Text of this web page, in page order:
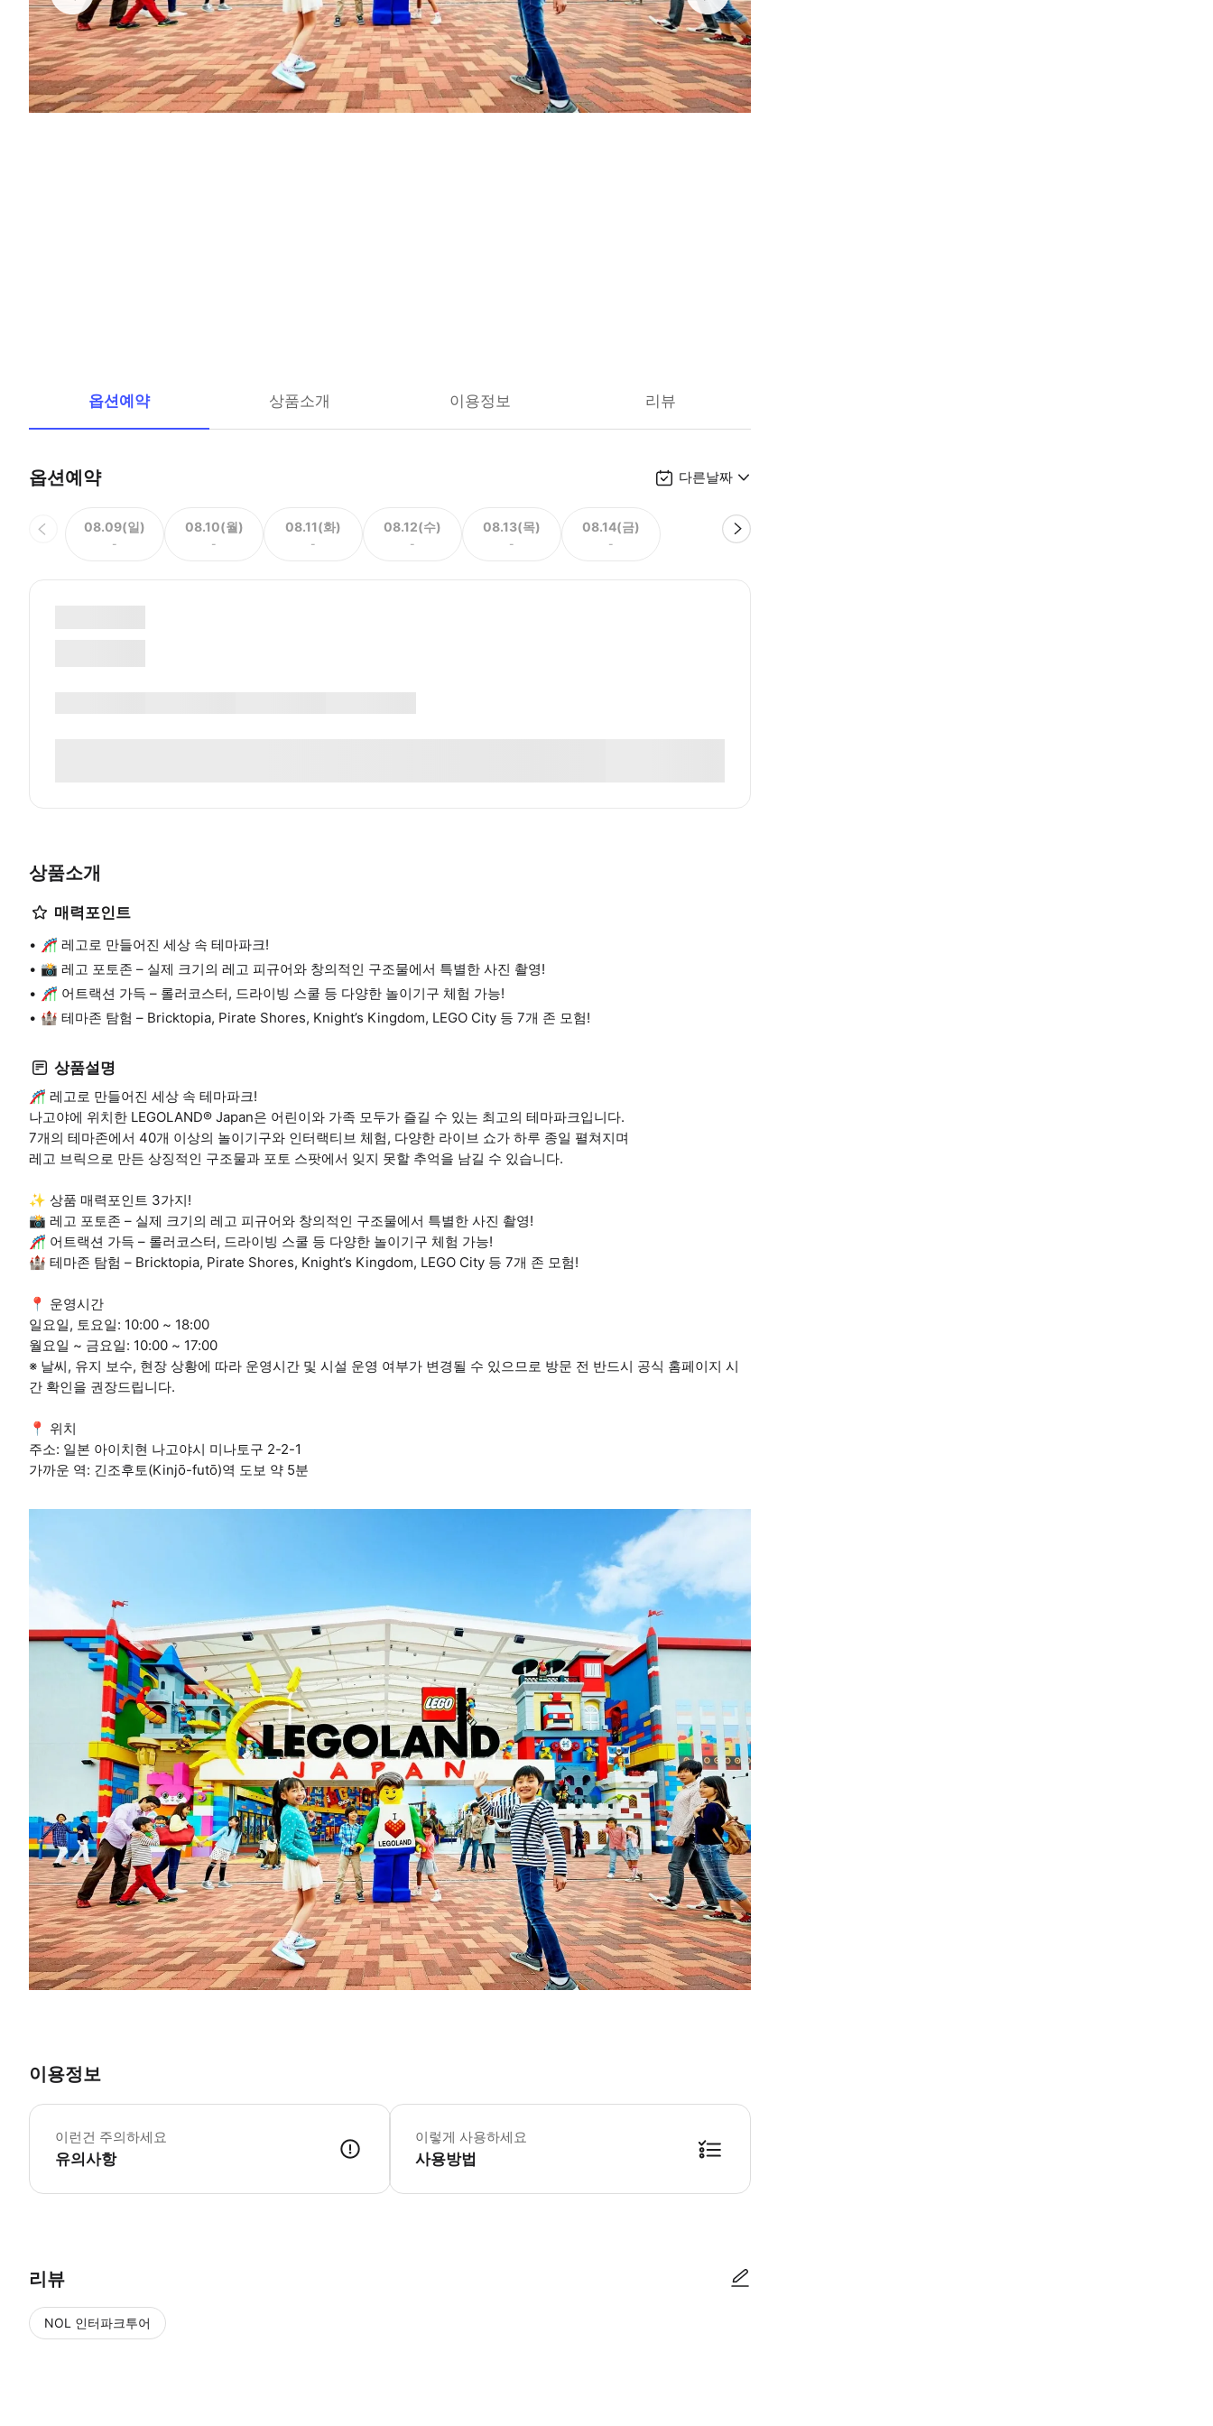
옵션예약 상품소개 이용정보 리뷰
옵션예약 다른날짜
08.09(일)
-
08.10(월)
-
08.11(화)
-
08.12(수)
-
08.13(목)
-
08.14(금)
-
상품소개
매력포인트
🎢 레고로 만들어진 세상 속 테마파크!
📸 레고 포토존 – 실제 크기의 레고 피규어와 창의적인 구조물에서 특별한 사진 촬영!
🎢 어트랙션 가득 – 롤러코스터, 드라이빙 스쿨 등 다양한 놀이기구 체험 가능!
🏰 테마존 탐험 – Bricktopia, Pirate Shores, Knight’s Kingdom, LEGO City 등 7개 존 모험!
상품설명
🎢 레고로 만들어진 세상 속 테마파크!
나고야에 위치한 LEGOLAND® Japan은 어린이와 가족 모두가 즐길 수 있는 최고의 테마파크입니다.
7개의 테마존에서 40개 이상의 놀이기구와 인터랙티브 체험, 다양한 라이브 쇼가 하루 종일 펼쳐지며
레고 브릭으로 만든 상징적인 구조물과 포토 스팟에서 잊지 못할 추억을 남길 수 있습니다.
✨ 상품 매력포인트 3가지!
📸 레고 포토존 – 실제 크기의 레고 피규어와 창의적인 구조물에서 특별한 사진 촬영!
🎢 어트랙션 가득 – 롤러코스터, 드라이빙 스쿨 등 다양한 놀이기구 체험 가능!
🏰 테마존 탐험 – Bricktopia, Pirate Shores, Knight’s Kingdom, LEGO City 등 7개 존 모험!
📍 운영시간
일요일, 토요일: 10:00 ~ 18:00
월요일 ~ 금요일: 10:00 ~ 17:00
※ 날씨, 유지 보수, 현장 상황에 따라 운영시간 및 시설 운영 여부가 변경될 수 있으므로 방문 전 반드시 공식 홈페이지 시
간 확인을 권장드립니다.
📍 위치
주소: 일본 아이치현 나고야시 미나토구 2-2-1
가까운 역: 긴조후토(Kinjō-futō)역 도보 약 5분
이용정보
이런건 주의하세요
유의사항
📜 상품약관 & 안내사항 날씨, 시설 점검 등 운영 사정에 따라 사전 공지 없이 임시 휴장, 단축 운영, 특정 어트랙션 운영 중단이 있을 수 있습니다. 음식물
이렇게 사용하세요
사용방법
리뷰
NOL 인터파크투어